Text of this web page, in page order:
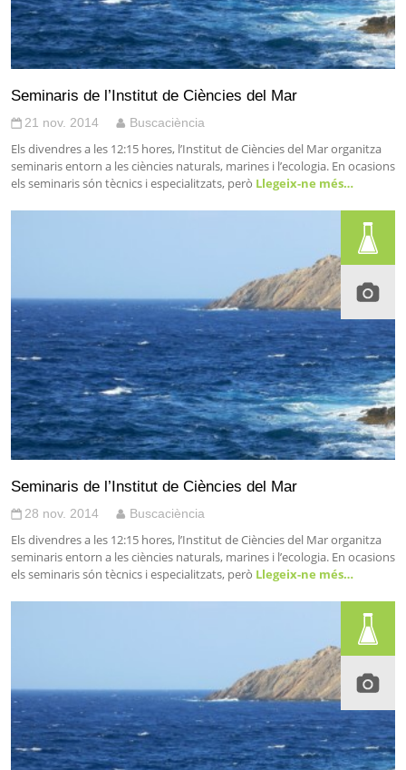
Seminaris de l’Institut de Ciències del Mar
21 nov. 2014 Buscaciència
Els divendres a les 12:15 hores, l’Institut de Ciències del Mar organitza
seminaris entorn a les ciències naturals, marines i l’ecologia. En ocasions
els seminaris són tècnics i especialitzats, però Llegeix-ne més…
Seminaris de l’Institut de Ciències del Mar
28 nov. 2014 Buscaciència
Els divendres a les 12:15 hores, l’Institut de Ciències del Mar organitza
seminaris entorn a les ciències naturals, marines i l’ecologia. En ocasions
els seminaris són tècnics i especialitzats, però Llegeix-ne més…